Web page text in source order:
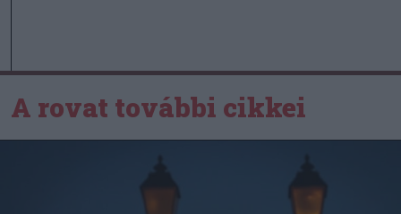
A rovat további cikkei